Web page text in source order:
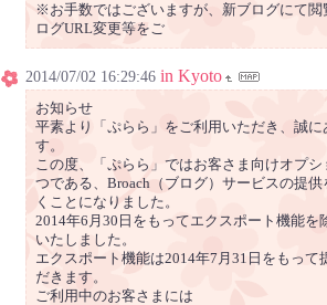
※お手数ではございますが、新ブログにて閲
ログURL変更等をご
2014/07/02 16:29:46 in Kyoto
お知らせ
平素より「ぷらら」をご利用いただき、誠に
す。
この度、「ぷらら」ではお客さま向けオプシ
つである、Broach（ブログ）サービスの提
くことになりました。
2014年6月30日をもってエクスポート機能を
いたしました。
エクスポート機能は2014年7月31日をもって
だきます。
ご利用中のお客さまには